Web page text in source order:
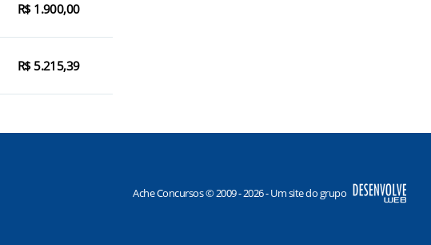
R$ 1.900,00
R$ 5.215,39
Itabaiana/SE
Ache Concursos © 2009 - 2026 - Um site do grupo